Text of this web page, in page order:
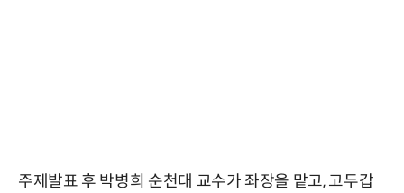
주제발표 후 박병희 순천대 교수가 좌장을 맡고, 고두갑